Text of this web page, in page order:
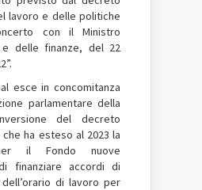
lavoro e delle politiche
con il Ministro
e delle finanze, del 22
esce in concomitanza
parlamentare della
del decreto
ha esteso al 2023 la
il Fondo nuove
finanziare accordi di
di lavoro per